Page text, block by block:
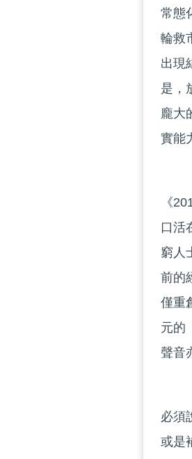
常態
輪救
出現
是，
龐大
實能
《
口活
窮人
前的
僅重
元的
聲音
必須
或是